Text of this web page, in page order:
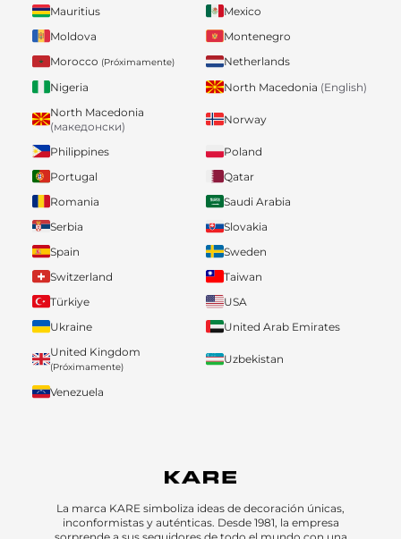
Mauritius
Mexico
Moldova
Montenegro
Morocco (Próximamente)
Netherlands
Nigeria
North Macedonia (English)
North Macedonia
(македонски)
Norway
Philippines
Poland
Portugal
Qatar
Romania
Saudi Arabia
Serbia
Slovakia
Spain
Sweden
Switzerland
Taiwan
Türkiye
USA
Ukraine
United Arab Emirates
United Kingdom
(Próximamente)
Uzbekistan
Venezuela
La marca KARE simboliza ideas de decoración únicas,
inconformistas y auténticas. Desde 1981, la empresa